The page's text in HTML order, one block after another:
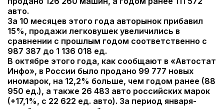
авто.
За 10 месяцев этого года авторынок прибавил
15%, продажи легковушек увеличились в
сравнении с прошлым годом соответственно с
987 387 до 1 136 018 ед.
В октябре этого года, как сообщают в «Автостат
Инфо», в России было продано 99 777 новых
иномарок, на 12,2% больше, чем годом ранее (88
950 ед.), а также 26 483 авто российских марок
(+17,1%, с 22 622 ед. авто). За период января-